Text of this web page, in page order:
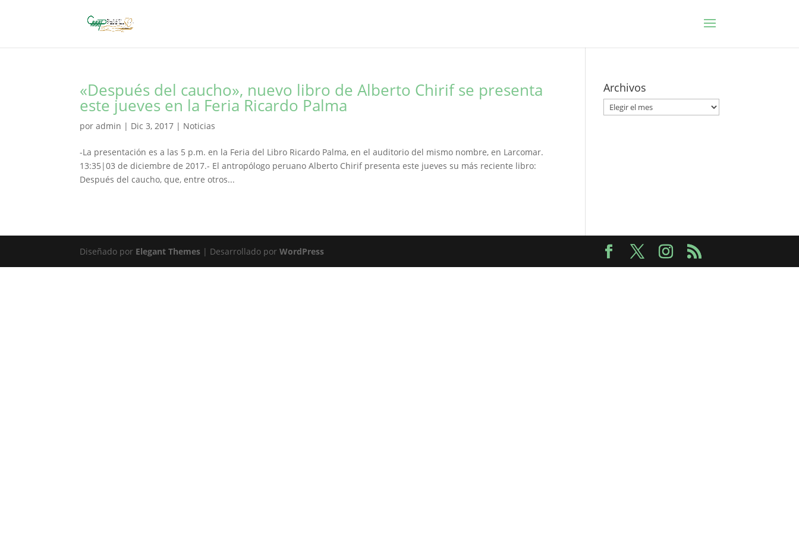
«Después del caucho», nuevo libro de Alberto Chirif se presenta
este jueves en la Feria Ricardo Palma
poradmin | Dic 3, 2017 | Noticias
-La presentación es a las 5 p.m. en la Feria del Libro Ricardo Palma, en el auditorio del mismo nombre, en Larcomar.
13:35|03 de diciembre de 2017.- El antropólogo peruano Alberto Chirif presenta este jueves su más reciente libro:
Después del caucho, que, entre otros...
Archivos
Archivos
Diseñado por Elegant Themes | Desarrollado porWordPress